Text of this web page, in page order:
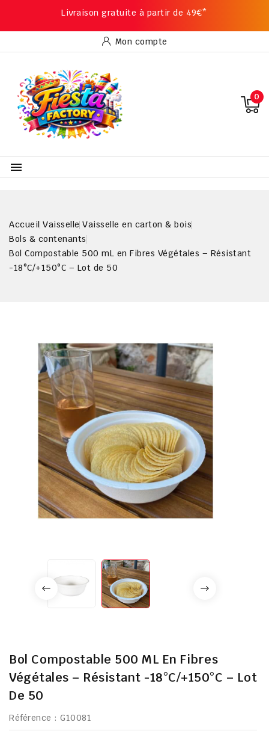
Livraison gratuite à partir de 49€*
Mon compte
0

Accueil Vaisselle Vaisselle en carton & bois
Bols & contenants
Bol Compostable 500 mL en Fibres Végétales – Résistant
-18°C/+150°C – Lot de 50
Bol Compostable 500 ML En Fibres
Végétales – Résistant -18°C/+150°C – Lot
De 50
Référence : G10081